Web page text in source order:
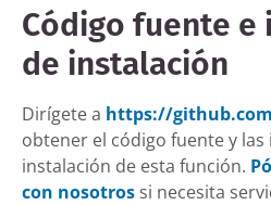
Código fuente e
de instalación
Dirígete a https://
obtener el código fuente y
instalación de esta función.
con nosotros si necesita